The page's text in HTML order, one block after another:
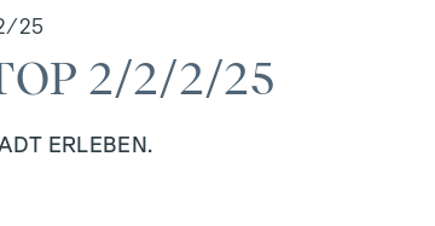
25
2/2/2/25
ERLEBEN.